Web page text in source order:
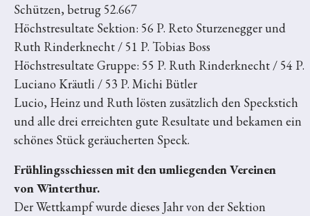
Schützen, betrug 52.667
Höchstresultate Sektion: 56 P. Reto Sturzenegger und
Ruth Rinderknecht / 51 P. Tobias Boss
Höchstresultate Gruppe: 55 P. Ruth Rinderknecht / 54 P.
Luciano Kräutli / 53 P. Michi Bütler
Lucio, Heinz und Ruth lösten zusätzlich den Speckstich
und alle drei erreichten gute Resultate und bekamen ein
schönes Stück geräucherten Speck.
Frühlingsschiessen mit den umliegenden Vereinen
vonWinterthur.
Der Wettkampf wurde dieses Jahr von der Sektion